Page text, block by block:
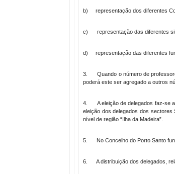
b) representação dos diferentes
c) representação das diferentes
d) representação das diferentes
3. Quando o número de
poderá este ser agregado a outros
4. A eleição de delegados faz-se a
eleição dos delegados dos sectores
nível de região “Ilha da Madeira”.
5. No Concelho do Porto Santo
6. A distribuição dos delegados,